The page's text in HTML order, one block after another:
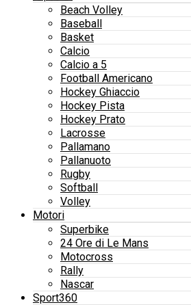
Beach Volley
Baseball
Basket
Calcio
Calcio a 5
Football Americano
Hockey Ghiaccio
Hockey Pista
Hockey Prato
Lacrosse
Pallamano
Pallanuoto
Rugby
Softball
Volley
Motori
Superbike
24 Ore di Le Mans
Motocross
Rally
Nascar
Sport360